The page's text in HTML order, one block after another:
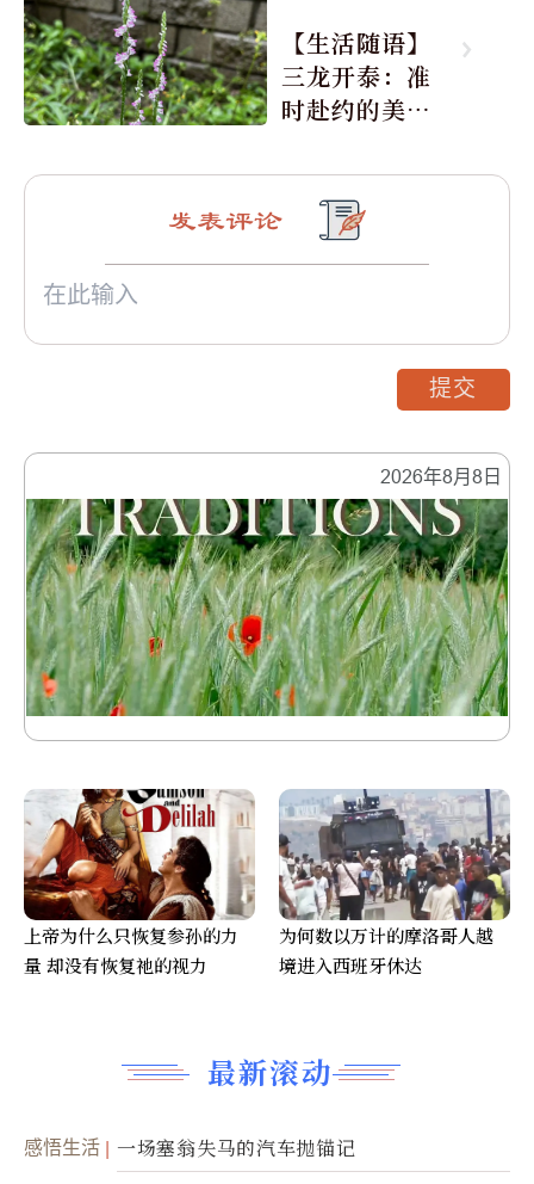
【生活随语】
三龙开泰：准
时赴约的美丽
2026年8月8日
最新滚动
感悟生活 一场塞翁失马的汽车抛锚记
发表评论
提交
上帝为什么只恢复参孙的力
量 却没有恢复祂的视力
为何数以万计的摩洛哥人越
境进入西班牙休达